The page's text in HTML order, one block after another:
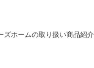
ズホームの取り扱い商品紹介